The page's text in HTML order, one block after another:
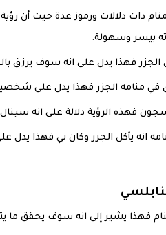
ذات دلالات ورموز عدة حيث أن
بيسر وسهولة.
فهذا يدل على انه سوف يرزق
في منامه الجزر فهذا يدل على
فهذه الرؤية دلالة على انه
انه يأكل الجزر وكان ني فهذا
فهذا يشير إلى انه سوف يحقق ما